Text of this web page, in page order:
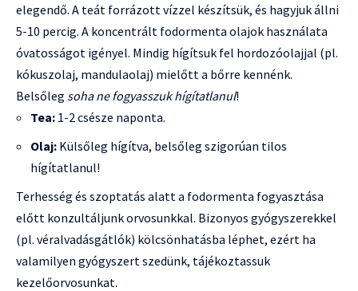
elegendő. A teát forrázott vízzel készítsük, és hagyjuk állni
5-10 percig. A koncentrált fodormenta olajok használata
óvatosságot igényel. Mindig hígítsuk fel hordozóolajjal (pl.
kókuszolaj, mandulaolaj) mielőtt a bőrre kennénk.
Belsőleg soha ne fogyasszuk hígítatlanul!
Tea: 1-2 csésze naponta.
Olaj: Külsőleg hígítva, belsőleg szigorúan tilos
hígítatlanul!
Terhesség és szoptatás alatt a fodormenta fogyasztása
előtt konzultáljunk orvosunkkal. Bizonyos gyógyszerekkel
(pl. véralvadásgátlók) kölcsönhatásba léphet, ezért ha
valamilyen gyógyszert szedünk, tájékoztassuk
kezelőorvosunkat.